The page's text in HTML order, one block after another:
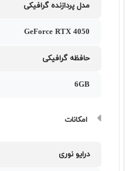
مدل پردازنده گرافیکی
GeForce RTX 4050
حافظه گرافیکی
6GB
امکانات
درایو نوری